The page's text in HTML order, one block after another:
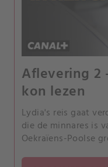
Aflevering 2
kon lezen
Lydia's reis gaat
die de minnares is
Oekraïens-Poolse